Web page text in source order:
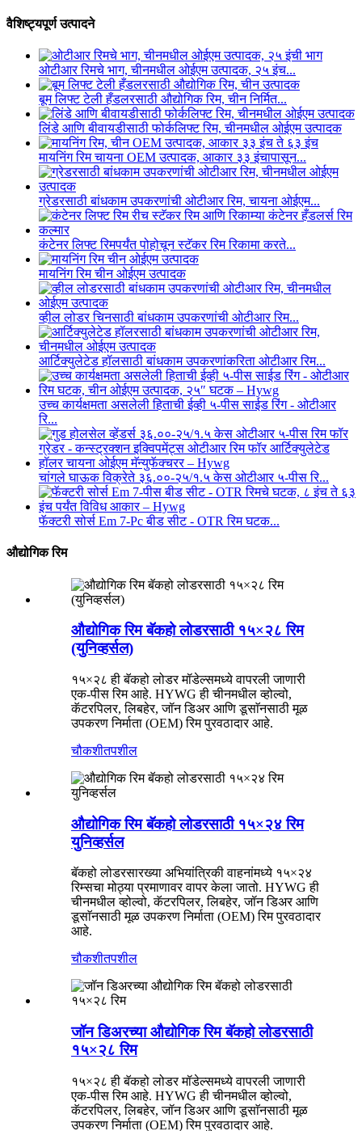
वैशिष्ट्यपूर्ण उत्पादने
ओटीआर रिमचे भाग, चीनमधील ओईएम उत्पादक, २५ इंच...
बूम लिफ्ट टेली हँडलरसाठी औद्योगिक रिम, चीन निर्मित...
लिंडे आणि बीवायडीसाठी फोर्कलिफ्ट रिम, चीनमधील ओईएम उत्पादक
मायनिंग रिम चायना OEM उत्पादक, आकार ३३ इंचापासून...
ग्रेडरसाठी बांधकाम उपकरणांची ओटीआर रिम, चायना ओईएम...
कंटेनर लिफ्ट रिमपर्यंत पोहोचून स्टॅकर रिम रिकामा करते...
मायनिंग रिम चीन ओईएम उत्पादक
व्हील लोडर चिनसाठी बांधकाम उपकरणांची ओटीआर रिम...
आर्टिक्युलेटेड हॉलसाठी बांधकाम उपकरणांकरिता ओटीआर रिम...
उच्च कार्यक्षमता असलेली हिताची ईव्ही ५-पीस साईड रिंग - ओटीआर
रि...
चांगले घाऊक विक्रेते ३६.००-२५/१.५ केस ओटीआर ५-पीस रि...
फॅक्टरी सोर्स Em 7-Pc बीड सीट - OTR रिम घटक...
औद्योगिक रिम
औद्योगिक रिम बॅकहो लोडरसाठी १५×२८ रिम
(युनिव्हर्सल)
१५×२८ ही बॅकहो लोडर मॉडेल्समध्ये वापरली जाणारी
एक-पीस रिम आहे. HYWG ही चीनमधील व्होल्वो,
कॅटरपिलर, लिबहेर, जॉन डिअर आणि डूसाॅनसाठी मूळ
उपकरण निर्माता (OEM) रिम पुरवठादार आहे.
चौकशीतपशील
औद्योगिक रिम बॅकहो लोडरसाठी १५×२४ रिम
युनिव्हर्सल
बॅकहो लोडरसारख्या अभियांत्रिकी वाहनांमध्ये १५×२४
रिम्सचा मोठ्या प्रमाणावर वापर केला जातो. HYWG ही
चीनमधील व्होल्वो, कॅटरपिलर, लिबहेर, जॉन डिअर आणि
डूसाॅनसाठी मूळ उपकरण निर्माता (OEM) रिम पुरवठादार
आहे.
चौकशीतपशील
जॉन डिअरच्या औद्योगिक रिम बॅकहो लोडरसाठी
१५×२८ रिम
१५×२८ ही बॅकहो लोडर मॉडेल्समध्ये वापरली जाणारी
एक-पीस रिम आहे. HYWG ही चीनमधील व्होल्वो,
कॅटरपिलर, लिबहेर, जॉन डिअर आणि डूसाॅनसाठी मूळ
उपकरण निर्माता (OEM) रिम पुरवठादार आहे.